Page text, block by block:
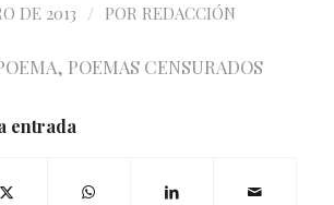
DE 2013 / POR REDACCIÓN
, POEMAS CENSURADOS
entrada